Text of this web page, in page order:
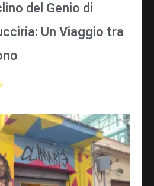
del Genio di
Un Viaggio tra